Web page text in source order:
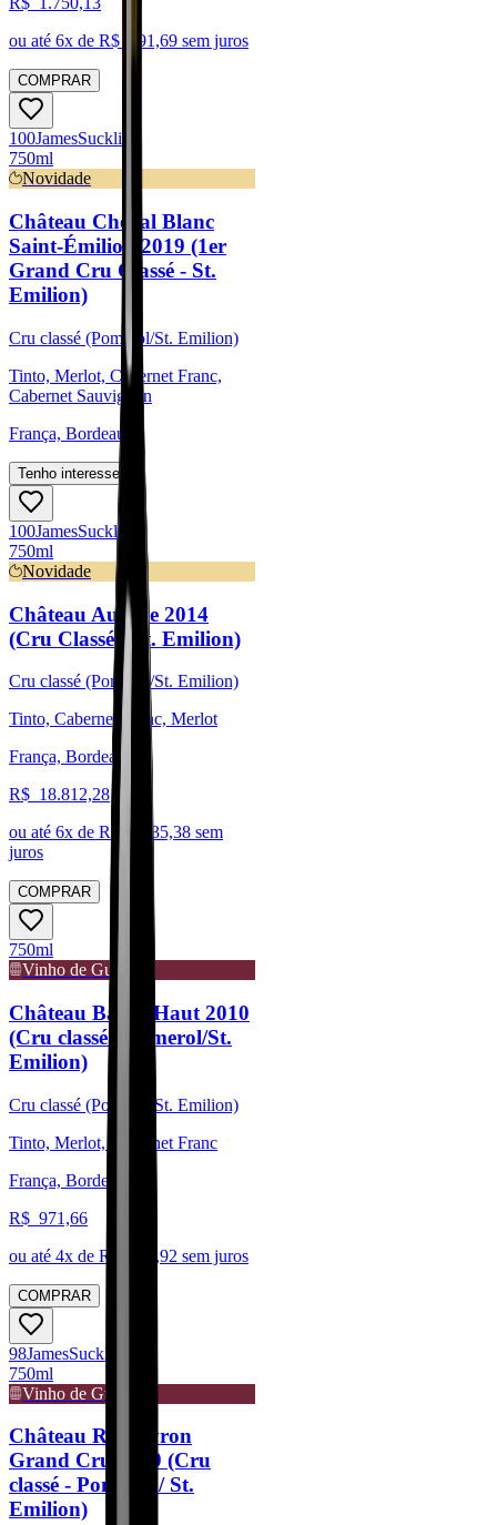
ou até 6x de R$ 291,69 sem juros
COMPRAR
100JamesSuckling
750ml
Novidade
Château Cheval Blanc
Saint-Émilion 2019 (1er
Grand Cru Classé - St.
Emilion)
Cru classé (Pomerol/St. Emilion)
Tinto, Merlot, Cabernet Franc,
Cabernet Sauvignon
França, Bordeaux
Tenho interesse
100JamesSuckling
750ml
Novidade
Château Ausone 2014
(Cru Classé - St. Emilion)
Cru classé (Pomerol/St. Emilion)
Tinto, Cabernet Franc, Merlot
França, Bordeaux
R$ 18.812,28
ou até 6x de R$ 3.135,38 sem
juros
COMPRAR
750ml
Vinho de Guarda
Château Barde Haut 2010
(Cru classé - Pomerol/St.
Emilion)
Cru classé (Pomerol/St. Emilion)
Tinto, Merlot, Cabernet Franc
França, Bordeaux
R$ 971,66
ou até 4x de R$ 242,92 sem juros
COMPRAR
98JamesSuckling
750ml
Vinho de Guarda
Château Rocheyron
Grand Cru 2019 (Cru
classé - Pomerol / St.
Emilion)